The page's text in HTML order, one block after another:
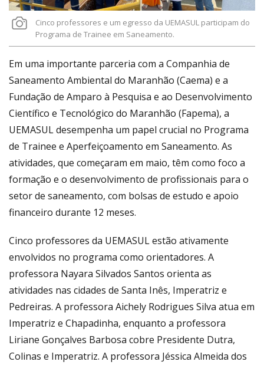
Cinco professores e um egresso da UEMASUL participam do
Programa de Trainee em Saneamento.
Em uma importante parceria com a Companhia de
Saneamento Ambiental do Maranhão (Caema) e a
Fundação de Amparo à Pesquisa e ao Desenvolvimento
Científico e Tecnológico do Maranhão (Fapema), a
UEMASUL desempenha um papel crucial no Programa
de Trainee e Aperfeiçoamento em Saneamento. As
atividades, que começaram em maio, têm como foco a
formação e o desenvolvimento de profissionais para o
setor de saneamento, com bolsas de estudo e apoio
financeiro durante 12 meses.
Cinco professores da UEMASUL estão ativamente
envolvidos no programa como orientadores. A
professora Nayara Silvados Santos orienta as
atividades nas cidades de Santa Inês, Imperatriz e
Pedreiras. A professora Aichely Rodrigues Silva atua em
Imperatriz e Chapadinha, enquanto a professora
Liriane Gonçalves Barbosa cobre Presidente Dutra,
Colinas e Imperatriz. A professora Jéssica Almeida dos